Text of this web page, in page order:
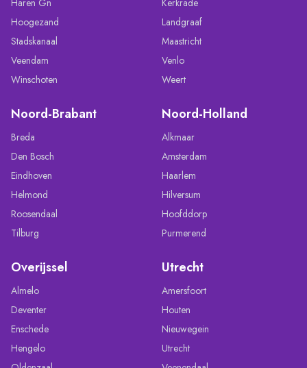
Hoogezand
Stadskanaal
Veendam
Winschoten
Landgraaf
Maastricht
Venlo
Weert
Noord-Brabant
Breda
Den Bosch
Eindhoven
Helmond
Roosendaal
Tilburg
Noord-Holland
Alkmaar
Amsterdam
Haarlem
Hilversum
Hoofddorp
Purmerend
Overijssel
Almelo
Deventer
Enschede
Hengelo
Utrecht
Amersfoort
Houten
Nieuwegein
Utrecht